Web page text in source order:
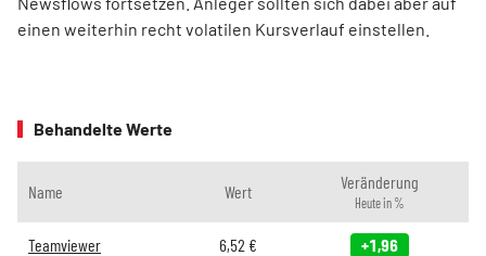
einen weiterhin recht volatilen Kursverlauf einstellen.
Behandelte Werte
Name Wert Veränderung
Heute in %
Teamviewer 6,52 € +1,96